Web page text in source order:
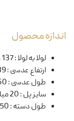
اندازه محصول
لولا به لولا:137 میلی متر
ارتفاع عدسی:
39
طول عدسی:
60
سایز پل:20 میلی متر
طول دسته:
150